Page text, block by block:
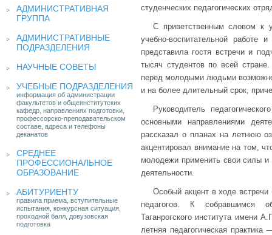
АДМИНИСТРАТИВНАЯ
ГРУППА
АДМИНИСТРАТИВНЫЕ
ПОДРАЗДЕЛЕНИЯ
НАУЧНЫЕ СОВЕТЫ
УЧЕБНЫЕ ПОДРАЗДЕЛЕНИЯ
информация об администрации
факультетов и общеинститутских
кафедр, направлениях подготовки,
профессорско-преподавательском
составе, адреса и телефоны
деканатов
СРЕДНЕЕ
ПРОФЕССИОНАЛЬНОЕ
ОБРАЗОВАНИЕ
АБИТУРИЕНТУ
правила приема, вступительные
испытания, конкурсная ситуация,
проходной балл, довузовская
подготовка
студенческих педагогических
С приветственным словом к
учебно-воспитательной
представила гостя встречи и
тысяч студентов по всей
перед молодыми людьми
и на более длительный срок,
Руководитель
основными направлениями
рассказал о планах на летнюю
акцентировал внимание на том,
молодежи применить свои силы
деятельности.
Особый акцент в ходе
педагогов. К собравшимся
Таганрогского института имени
летняя педагогическая